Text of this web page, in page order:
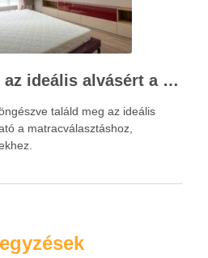
Akciós matracok az ideális alvásért a Netmatrac Webáruházban
találd meg az ideális
a matracválasztáshoz,